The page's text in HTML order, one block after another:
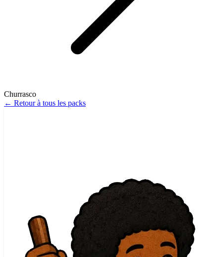
Churrasco
← Retour à tous les packs